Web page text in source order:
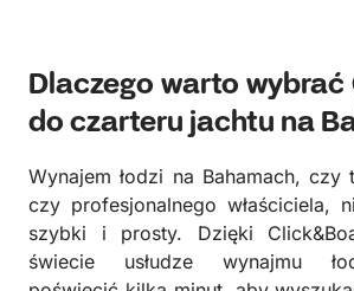
Dlaczego warto
do czarteru jachtu na
Wynajem łodzi na Bahamach,
czy profesjonalnego właściciela,
szybki i prosty. Dzięki
świecie usłudze wynajmu